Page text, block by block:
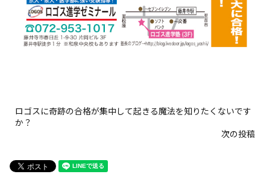
ロゴスに奇跡の合格が集中して起きる魔法を知りたくないです
か？
次の投稿